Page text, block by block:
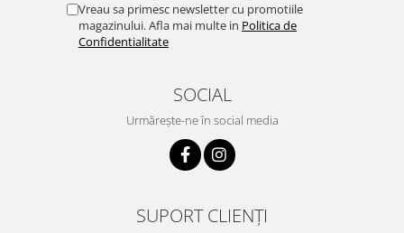
Vreau sa primesc newsletter cu promotiile
magazinului. Afla mai multe in Politica de
Confidentialitate
SOCIAL
Urmărește-ne în social media
SUPORT CLIENȚI